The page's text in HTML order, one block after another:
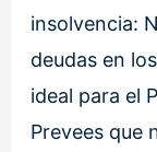
insolvencia:
deudas en
ideal para el
Prevees que